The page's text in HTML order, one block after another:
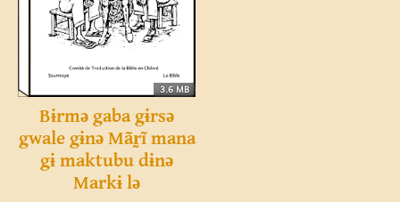
3.6 MB
Bɨrmə gaba gɨrsə
gwale gɨnə Mãr̰ĩ mana
gɨ maktubu dɨnə
Markɨ lə